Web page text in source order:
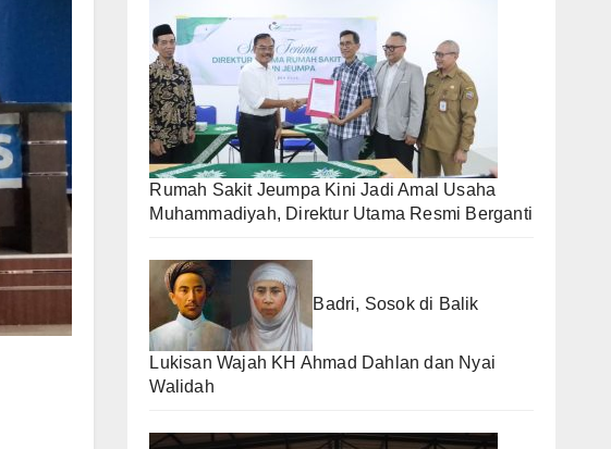
Rumah Sakit Jeumpa Kini Jadi Amal Usaha
Muhammadiyah, Direktur Utama Resmi Berganti
Badri, Sosok di Balik
Lukisan Wajah KH Ahmad Dahlan dan Nyai
Walidah